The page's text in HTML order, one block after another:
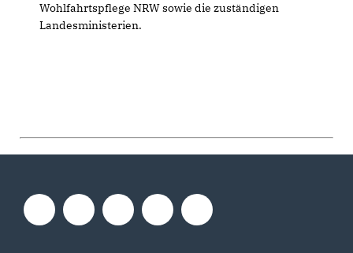
Wohlfahrtspflege NRW sowie die zuständigen
Landesministerien.